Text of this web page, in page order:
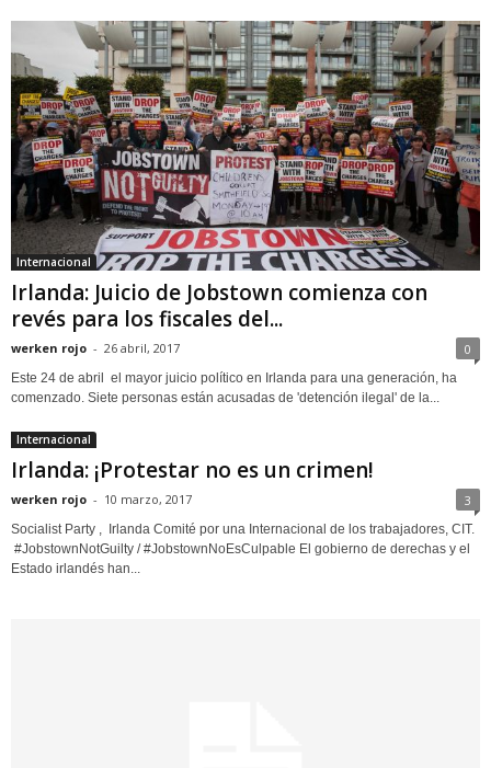
Internacional
Irlanda: Juicio de Jobstown comienza con
revés para los fiscales del...
werken rojo - 26 abril, 2017 0
Este 24 de abril el mayor juicio político en Irlanda para una generación, ha
comenzado. Siete personas están acusadas de 'detención ilegal' de la...
Internacional
Irlanda: ¡Protestar no es un crimen!
werken rojo - 10 marzo, 2017 3
Socialist Party , Irlanda Comité por una Internacional de los trabajadores, CIT.
#JobstownNotGuilty / #JobstownNoEsCulpable El gobierno de derechas y el
Estado irlandés han...